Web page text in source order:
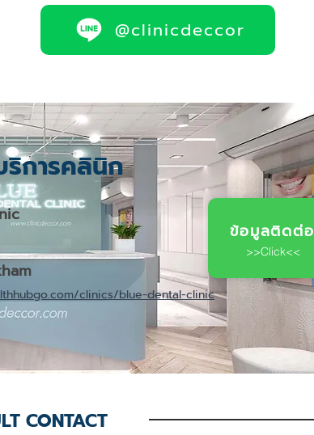
@clinicdeccor
การคลินิก
ข้อมูลติดต่อ
>>Click<<
clinics/blue-dental-clinic
CONTACT